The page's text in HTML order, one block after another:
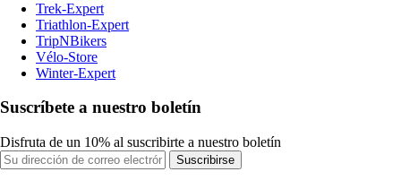
Trek-Expert
Triathlon-Expert
TripNBikers
Vélo-Store
Winter-Expert
Suscríbete a nuestro boletín
Disfruta de un 10% al suscribirte a nuestro boletín
Suscribirse